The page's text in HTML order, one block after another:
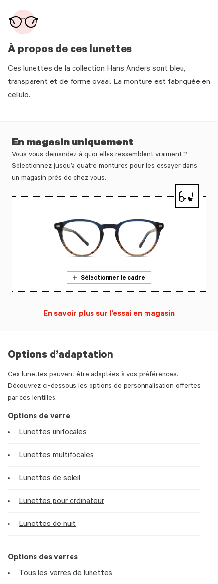
À propos de ces lunettes
Ces lunettes de la collection Hans Anders sont bleu,
transparent et de forme ovaal. La monture est fabriquée en
cellulo.
Options d’adaptation
Ces lunettes peuvent être adaptées à vos préférences.
Découvrez ci-dessous les options de personnalisation offertes
par ces lentilles.
Options de verre
Lunettes unifocales
Lunettes multifocales
Lunettes de soleil
Lunettes pour ordinateur
Lunettes de nuit
Options des verres
Tous les verres de lunettes
En magasin uniquement
Vous vous demandez à quoi elles ressemblent vraiment ?
Sélectionnez jusqu’à quatre montures pour les essayer dans
un magasin près de chez vous.
Sélectionner le cadre
En savoir plus sur l’essai en magasin